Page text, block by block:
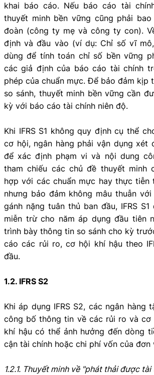
khai báo cáo. Nếu báo cáo tài
thuyết minh bền vững cũng phải
đoàn (công ty mẹ và công ty con).
định và đầu vào (ví dụ: Chỉ số vĩ
dùng để tính toán chỉ số bền vững
các giả định của báo cáo tài chính
phép của chuẩn mực. Để bảo đảm kịp
so sánh, thuyết minh bền vững cần
kỳ với báo cáo tài chính niên độ.
Khi IFRS S1 không quy định cụ thể
cơ hội, ngân hàng phải vận dụng xét
để xác định phạm vi và nội dung
tham chiếu các chủ đề thuyết minh
hợp với các chuẩn mực hay thực tiễn
nhưng bảo đảm không mâu thuẫn với
gánh nặng tuân thủ ban đầu, IFRS
miễn trừ cho năm áp dụng đầu tiên
trình bày thông tin so sánh cho kỳ
cáo các rủi ro, cơ hội khí hậu theo
đầu.
1.2. IFRS S2
Khi áp dụng IFRS S2, các ngân hàng
công bố thông tin về các rủi ro và cơ
khí hậu có thể ảnh hưởng đến dòng
cận tài chính hoặc chi phí vốn của đơn
1.2.1. Thuyết minh về "phát thải được